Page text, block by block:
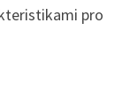
pro